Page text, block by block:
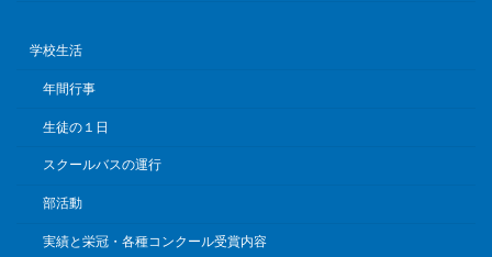
学校生活
年間行事
生徒の１日
スクールバスの運行
部活動
実績と栄冠・各種コンクール受賞内容